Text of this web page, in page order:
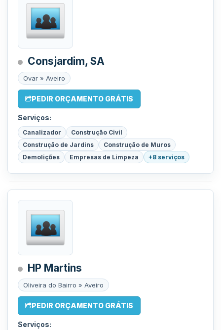
Consjardim, SA
Ovar » Aveiro
PEDIR ORÇAMENTO GRÁTIS
Serviços:
Canalizador
Construção Civil
Construção de Jardins
Construção de Muros
Demolições
Empresas de Limpeza +8 serviços
HP Martins
Oliveira do Bairro » Aveiro
PEDIR ORÇAMENTO GRÁTIS
Serviços: